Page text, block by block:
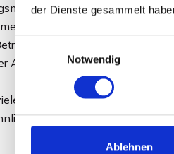
der Dienste gesammelt
Einwilligungsauswahl
Notwendig
Ablehnen
Ob Sie Pferde,
Platz benötigt, kann eine
von 200,- Euro / Jahr
Alleinlage, mit viel
Möglichkeiten. Entscheiden
Immobilie bei einem